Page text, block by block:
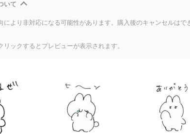
いて
により非対応になる可能性があります。購入後のキャンセルはで
リックするとプレビューが表示されます。